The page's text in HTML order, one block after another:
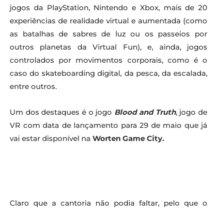
jogos da PlayStation, Nintendo e Xbox, mais de 20
experiências de realidade virtual e aumentada (como
as batalhas de sabres de luz ou os passeios por
outros planetas da Virtual Fun), e, ainda, jogos
controlados por movimentos corporais, como é o
caso do skateboarding digital, da pesca, da escalada,
entre outros.
Um dos destaques é o jogo Blood and Truth, jogo de
VR com data de lançamento para 29 de maio que já
vai estar disponível na Worten Game City.
Claro que a cantoria não podia faltar, pelo que o